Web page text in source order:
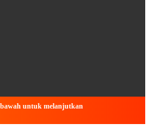
untuk melanjutkan